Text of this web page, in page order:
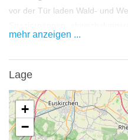
vor der Tür laden Wald- und
sportlichen Unternehmungen
vorbei an Aussichtspunkten mit
Im Haus selbst finden Sie
denen Sie gemütlich lesen,
mehr anzeigen ...
Lage
+
−